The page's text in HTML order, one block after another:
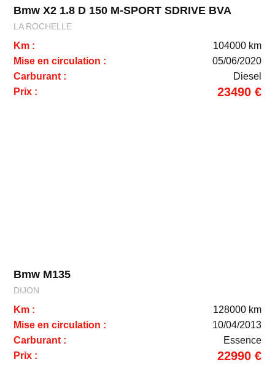
Bmw X2 1.8 D 150 M-SPORT SDRIVE BVA
LA ROCHELLE
Km :
104000 km
Mise en circulation :
05/06/2020
Carburant :
Diesel
Prix :
23490 €
Bmw M135
DIJON
Km :
128000 km
Mise en circulation :
10/04/2013
Carburant :
Essence
Prix :
22990 €